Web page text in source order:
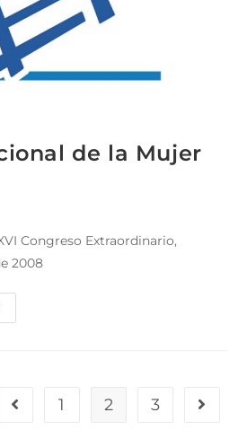
de la Mujer
Congreso Extraordinario,
2008
1 2 3